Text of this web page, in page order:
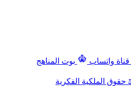
قناة واتساب
بوت المناهج
حقوق الملكية الفكرية